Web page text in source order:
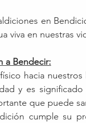
en
viva en nuestras
a Bendecir:
hacia
y es
que puede
cumple su